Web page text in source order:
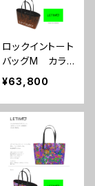
ロックイントート
バッグM カラ
ー/ミストラルボ
ルドー ■配送
まで約１か月
¥63,800